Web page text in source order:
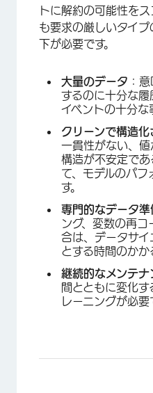
トに解約の可能性を
も要求の厳しいタイ
下が必要です。
大量のデータ ：
するのに十分な
イベントの十分な
クリーンで構造化
一貫性がない、
構造が不安定で
て、モデルのパフ
す。
専門的なデータ準
ング、変数の再コ
合は、データサ
とする時間のかか
継続的なメンテナ
間とともに変化
レーニングが必要